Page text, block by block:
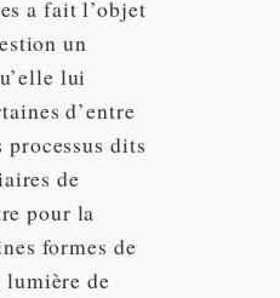
a fait l’objet
un
lui
d’entre
dits
de
pour la
formes de
de